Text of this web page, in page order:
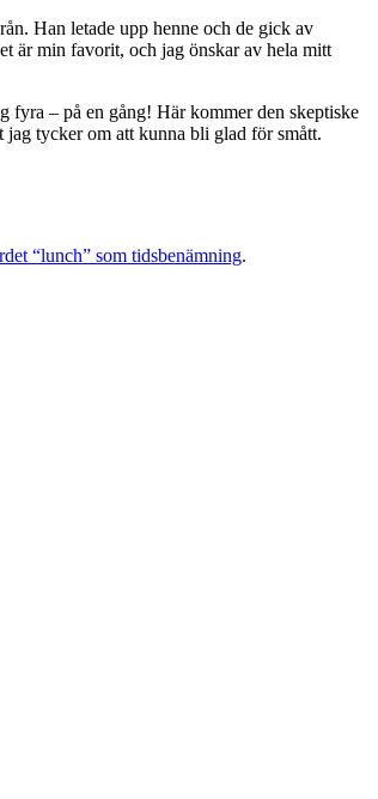
Han letade upp henne och de gick av
är min favorit, och jag önskar av hela mitt
fyra – på en gång! Här kommer den skeptiske
jag tycker om att kunna bli glad för smått.
“lunch” som tidsbenämning.